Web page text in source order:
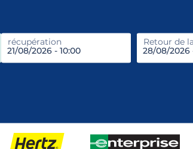
récupération Retour de
prendre